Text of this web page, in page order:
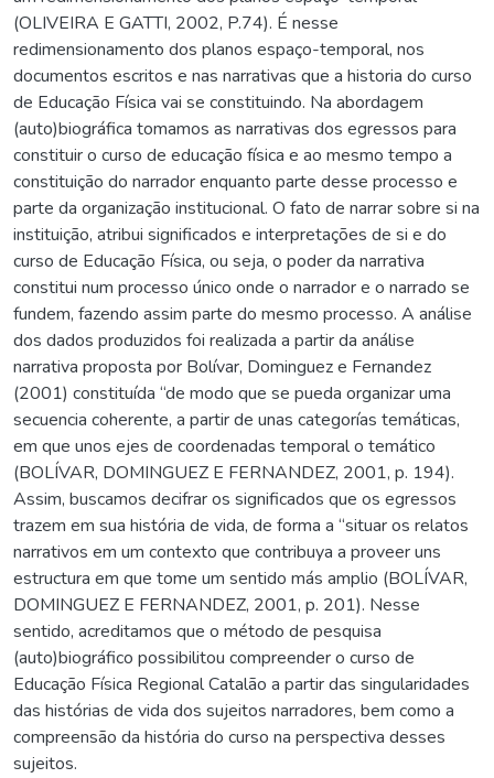
(OLIVEIRA E GATTI, 2002, P.74). É nesse
redimensionamento dos planos espaço-temporal, nos
documentos escritos e nas narrativas que a historia do curso
de Educação Física vai se constituindo. Na abordagem
(auto)biográfica tomamos as narrativas dos egressos para
constituir o curso de educação física e ao mesmo tempo a
constituição do narrador enquanto parte desse processo e
parte da organização institucional. O fato de narrar sobre si na
instituição, atribui significados e interpretações de si e do
curso de Educação Física, ou seja, o poder da narrativa
constitui num processo único onde o narrador e o narrado se
fundem, fazendo assim parte do mesmo processo. A análise
dos dados produzidos foi realizada a partir da análise
narrativa proposta por Bolívar, Dominguez e Fernandez
(2001) constituída “de modo que se pueda organizar uma
secuencia coherente, a partir de unas categorías temáticas,
em que unos ejes de coordenadas temporal o temático
(BOLÍVAR, DOMINGUEZ E FERNANDEZ, 2001, p. 194).
Assim, buscamos decifrar os significados que os egressos
trazem em sua história de vida, de forma a “situar os relatos
narrativos em um contexto que contribuya a proveer uns
estructura em que tome um sentido más amplio (BOLÍVAR,
DOMINGUEZ E FERNANDEZ, 2001, p. 201). Nesse
sentido, acreditamos que o método de pesquisa
(auto)biográfico possibilitou compreender o curso de
Educação Física Regional Catalão a partir das singularidades
das histórias de vida dos sujeitos narradores, bem como a
compreensão da história do curso na perspectiva desses
sujeitos.